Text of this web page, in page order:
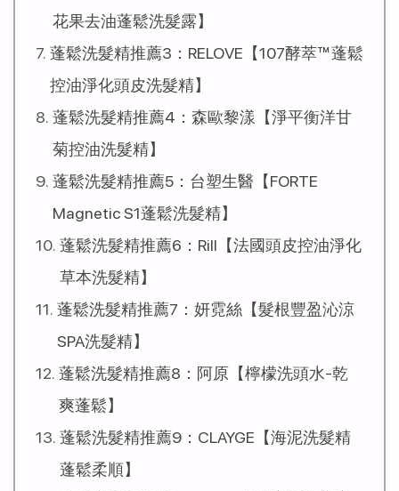
花果去油蓬鬆洗髮露】
蓬鬆洗髮精推薦3：RELOVE【107酵萃™蓬鬆
控油淨化頭皮洗髮精】
蓬鬆洗髮精推薦4：森歐黎漾【淨平衡洋甘
菊控油洗髮精】
蓬鬆洗髮精推薦5：台塑生醫【FORTE
Magnetic S1蓬鬆洗髮精】
蓬鬆洗髮精推薦6：Rill【法國頭皮控油淨化
草本洗髮精】
蓬鬆洗髮精推薦7：妍霓絲【髮根豐盈沁涼
SPA洗髮精】
蓬鬆洗髮精推薦8：阿原【檸檬洗頭水-乾
爽蓬鬆】
蓬鬆洗髮精推薦9：CLAYGE【海泥洗髮精
蓬鬆柔順】